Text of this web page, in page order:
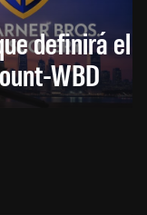
definirá el
WBD